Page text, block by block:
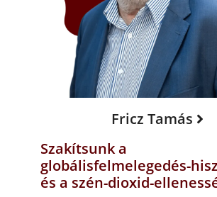
Fricz Tamás
Szakítsunk a
globálisfelmelegedés-
és a szén-dioxid-